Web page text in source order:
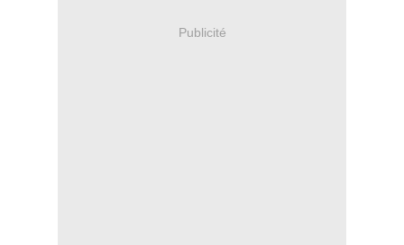
Publicité